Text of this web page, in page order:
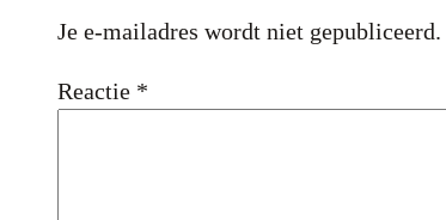
Je e-mailadres wordt niet gepubliceerd.
Reactie *